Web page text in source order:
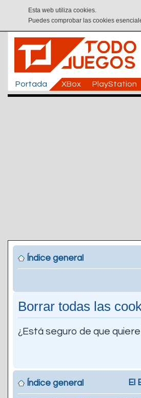
Esta web utiliza cookies.
Puedes comprobar las cookies
Portada XBox PlayStation
Índice general
Borrar todas las
¿Está seguro de que
Índice general El